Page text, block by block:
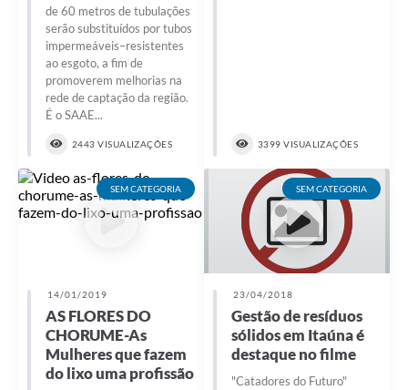
de 60 metros de tubulações
serão substituídos por tubos
impermeáveis–resistentes
ao esgoto, a fim de
promoverem melhorias na
rede de captação da região.
É o SAAE...
2443 VISUALIZAÇÕES 3399 VISUALIZAÇÕES
SEM CATEGORIA
14/01/2019
AS FLORES DO
CHORUME-As
Mulheres que fazem
do lixo uma profissão
SEM CATEGORIA
23/04/2018
Gestão de resíduos
sólidos em Itaúna é
destaque no filme
"Catadores do Futuro"